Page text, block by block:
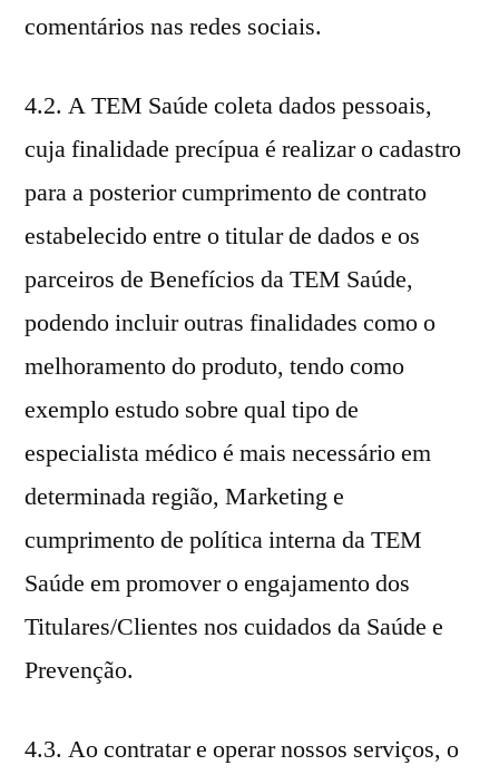
comentários nas redes sociais.
4.2. A TEM Saúde coleta dados pessoais,
cuja finalidade precípua é realizar o cadastro
para a posterior cumprimento de contrato
estabelecido entre o titular de dados e os
parceiros de Benefícios da TEM Saúde,
podendo incluir outras finalidades como o
melhoramento do produto, tendo como
exemplo estudo sobre qual tipo de
especialista médico é mais necessário em
determinada região, Marketing e
cumprimento de política interna da TEM
Saúde em promover o engajamento dos
Titulares/Clientes nos cuidados da Saúde e
Prevenção.
4.3. Ao contratar e operar nossos serviços, o